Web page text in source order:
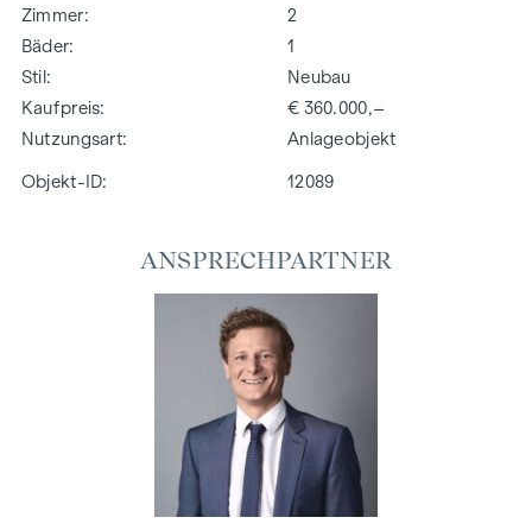
Zimmer
2
Bäder
1
Stil
Neubau
Kaufpreis
€ 360.000,–
Nutzungsart
Anlageobjekt
Objekt-ID: 12089
ANSPRECHPARTNER